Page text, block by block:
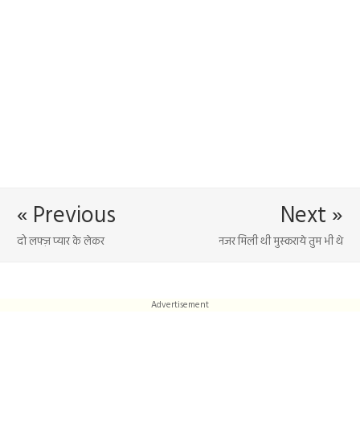
Next »
नजर मिली थी मुस्कराये तुम भी थे
« Previous
दो लफ्ज़ प्यार के लेकर
Advertisement